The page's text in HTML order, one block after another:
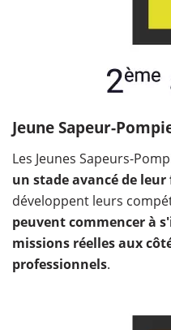
Jeune Sapeur-
Les Jeunes Sapeurs-
un stade avancé de
développent leurs
peuvent commencer à
missions réelles aux
professionnels.